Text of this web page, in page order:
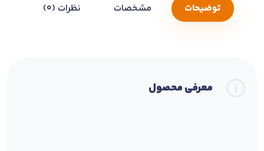
توضیحات مشخصات نظرات (0)
معرفی محصول